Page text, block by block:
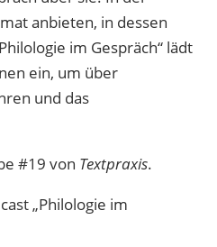
anbieten, in dessen
im Gespräch“ lädt
ein, um über
und das
#19 von Textpraxis.
„Philologie im